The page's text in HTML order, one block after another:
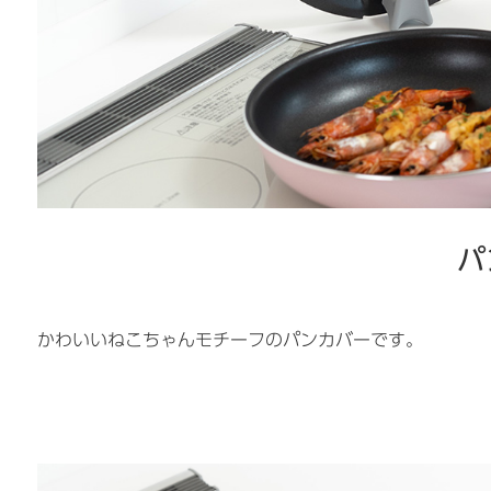
かわいいねこちゃんモチーフのパンカバーです。